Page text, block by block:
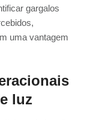
gargalos
uma vantagem
luz